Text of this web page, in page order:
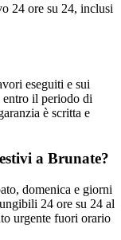
24 ore su 24, inclusi
eseguiti e sui
entro il periodo di
è scritta e
a Brunate?
domenica e giorni
24 ore su 24 al
urgente fuori orario